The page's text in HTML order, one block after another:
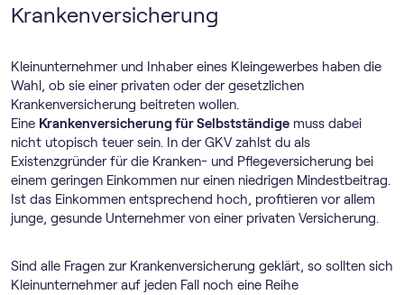
Krankenversicherung
Kleinunternehmer und Inhaber eines Kleingewerbes haben die
Wahl, ob sie einer privaten oder der gesetzlichen
Krankenversicherung beitreten wollen.
Eine Krankenversicherung für Selbstständige muss dabei
nicht utopisch teuer sein. In der GKV zahlst du als
Existenzgründer für die Kranken- und Pflegeversicherung bei
einem geringen Einkommen nur einen niedrigen Mindestbeitrag.
Ist das Einkommen entsprechend hoch, profitieren vor allem
junge, gesunde Unternehmer von einer privaten Versicherung.
Sind alle Fragen zur Krankenversicherung geklärt, so sollten sich
Kleinunternehmer auf jeden Fall noch eine Reihe